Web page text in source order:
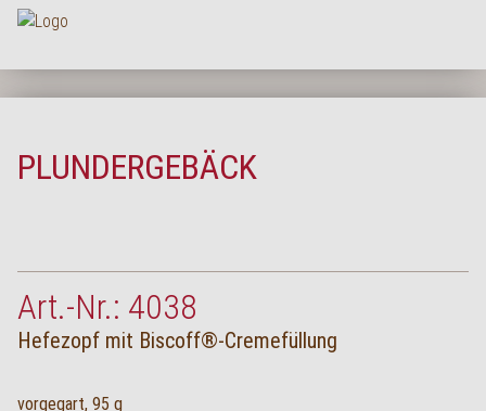
PLUNDERGEBÄCK
Art.-Nr.: 4038
Hefezopf mit Biscoff®-Cremefüllung
vorgegart, 95 g
HOME
SORTIMENT
SERVICE
KARRIERE
KONTAKT